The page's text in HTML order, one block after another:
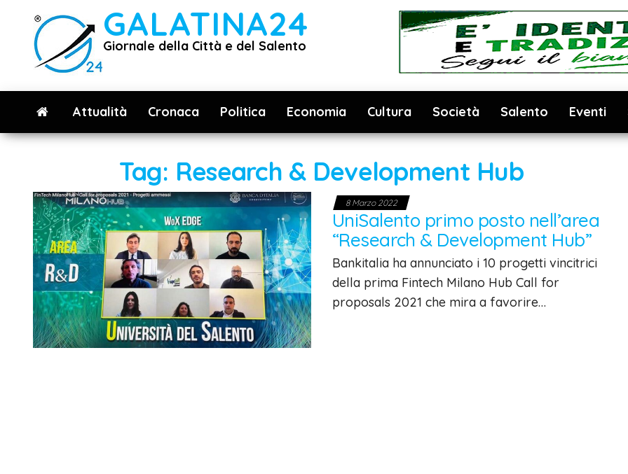
contenuto
GALATINA24
Giornale della Città e del Salento
Attualità Cronaca Politica Economia Cultura Società Salento Eventi
Tag: Research & Development Hub
8 Marzo 2022
UniSalento primo posto nell’area
“Research & Development Hub”
Bankitalia ha annunciato i 10 progetti vincitrici
della prima Fintech Milano Hub Call for
proposals 2021 che mira a favorire…